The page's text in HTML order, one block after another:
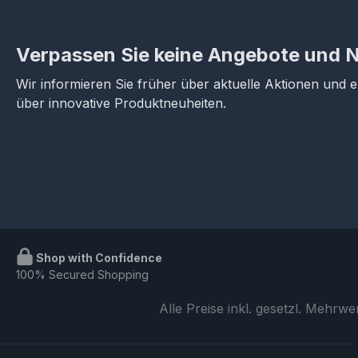
Verpassen Sie keine Angebote und
Wir informieren Sie früher über aktuelle Aktionen und
über innovative Produktneuheiten.
Shop with Confidence
100% Secured Shopping
Alle Preise inkl. gesetzl.